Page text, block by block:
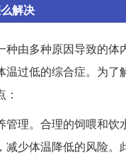
解决
种由多种原因导致的体
温过低的综合症。为了
管理。合理的饲喂和饮
减少体温降低的风险。